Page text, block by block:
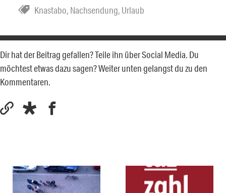
Knastabo, Nachsendung, Urlaub
Dir hat der Beitrag gefallen? Teile ihn über Social Media. Du
möchtest etwas dazu sagen? Weiter unten gelangst du zu den
Kommentaren.